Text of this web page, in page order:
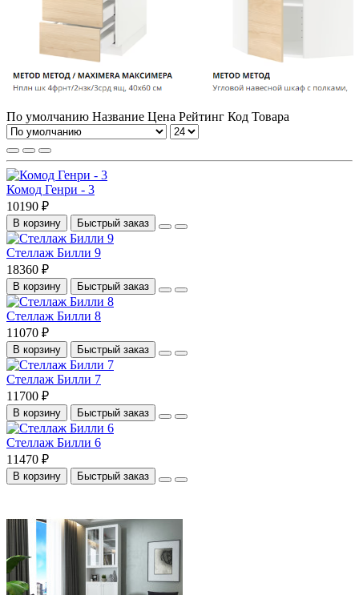
По умолчанию Название Цена Рейтинг Код Товара
Комод Генри - 3
10190 ₽
В корзину Быстрый заказ
Стеллаж Билли 9
18360 ₽
В корзину Быстрый заказ
Стеллаж Билли 8
11070 ₽
В корзину Быстрый заказ
Стеллаж Билли 7
11700 ₽
В корзину Быстрый заказ
Стеллаж Билли 6
11470 ₽
В корзину Быстрый заказ